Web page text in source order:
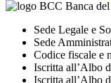
Sede Legale e
Sede
Codice fiscale e
Iscritta all’Albo
Iscritta all’Albo